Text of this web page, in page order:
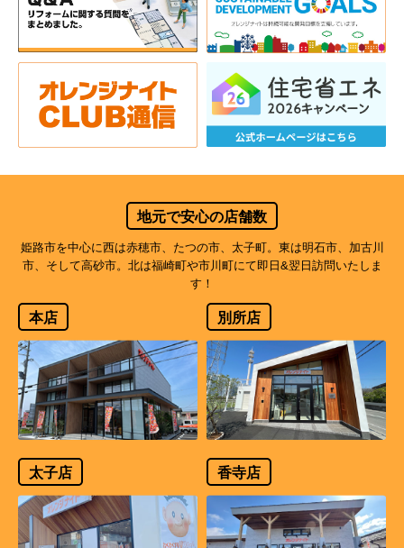
地元で安心の店舗数
姫路市を中心に西は赤穂市、たつの市、太子町。東は明石市、加古川
市、そして高砂市。北は福崎町や市川町にて即日&翌日訪問いたしま
す！
本店 別所店
太子店 香寺店